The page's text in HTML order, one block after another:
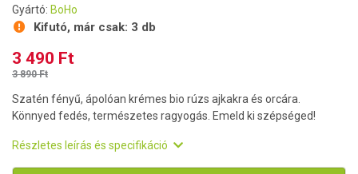
Gyártó: BoHo
Kifutó, már csak: 3 db
3 490 Ft
3 890 Ft
Szatén fényű, ápolóan krémes bio rúzs ajkakra és orcára.
Könnyed fedés, természetes ragyogás. Emeld ki szépséged!
Részletes leírás és specifikáció